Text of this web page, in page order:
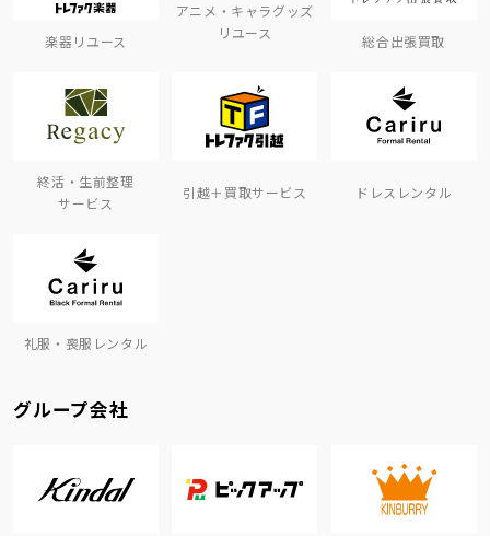
楽器リユース
アニメ・キャラグッズ
リユース
総合出張買取
終活・生前整理
サービス
引越＋買取サービス ドレスレンタル
礼服・喪服レンタル
グループ会社